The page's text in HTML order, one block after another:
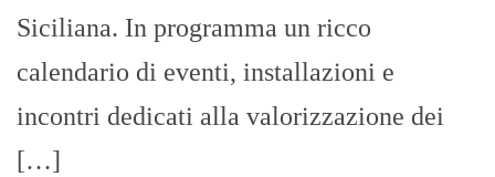
Siciliana. In programma un ricco
calendario di eventi, installazioni e
incontri dedicati alla valorizzazione dei
[…]